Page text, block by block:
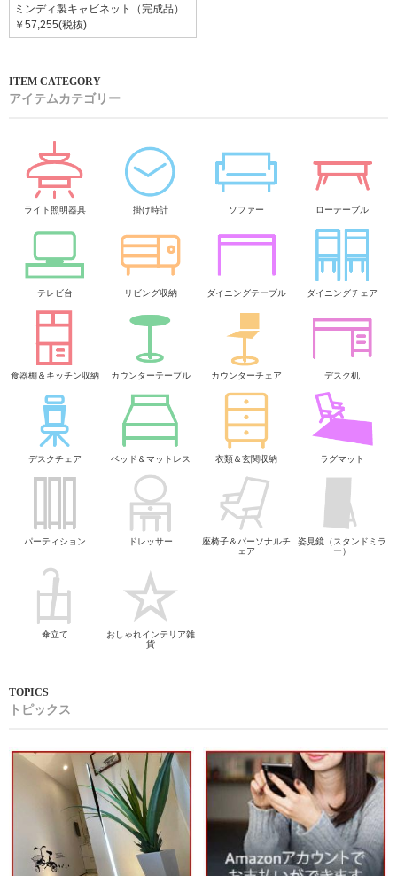
ミンディ製キャビネット（完成品）
￥57,255(税抜)
アイテムカテゴリー
ライト照明器具 掛け時計 ソファー ローテーブル
テレビ台 リビング収納 ダイニングテーブル ダイニングチェア
食器棚＆キッチン収納 カウンターテーブル カウンターチェア デスク机
デスクチェア ベッド＆マットレス 衣類＆玄関収納 ラグマット
パーティション ドレッサー
座椅子＆パーソナルチ
ェア
姿見鏡（スタンドミラ
ー）
傘立て
おしゃれインテリア雑
貨
トピックス